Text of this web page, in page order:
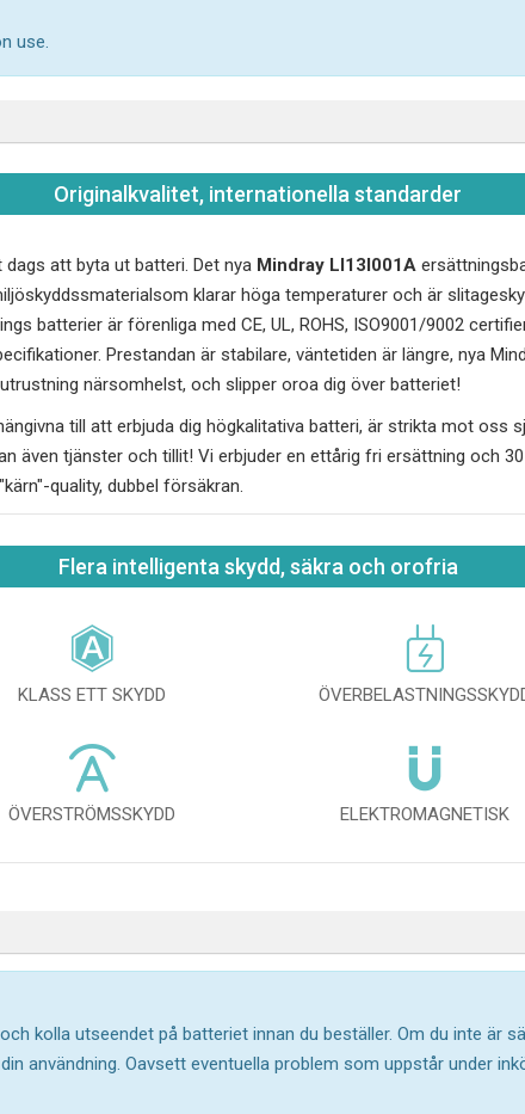
use.
Originalkvalitet, internationella standarder
att byta ut batteri. Det nya Mindray LI13I001A
klarar höga temperaturer och är
batterier är förenliga med CE, UL, ROHS, ISO9001/9002
Prestandan är stabilare, väntetiden är längre, nya
närsomhelst, och slipper oroa dig över batteriet!
till att erbjuda dig högkalitativa batteri, är strikta mot oss
även tjänster och tillit! Vi erbjuder en ettårig fri ersättning och
quality, dubbel försäkran.
Flera intelligenta skydd, säkra och orofria
KLASS ETT SKYDD
ÖVERSTRÖMSSKYDD ELEKTROMAGNETISK
kolla utseendet på batteriet innan du beställer. Om du inte är
användning. Oavsett eventuella problem som uppstår under